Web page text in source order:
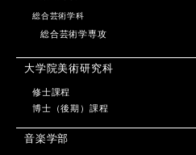
総合芸術学科
総合芸術学専攻
大学院美術研究科
修士課程
博士（後期）課程
音楽学部